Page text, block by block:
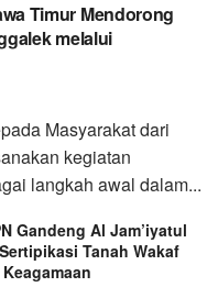
Timur Mendorong
melalui
Masyarakat dari
kegiatan
langkah awal dalam...
Gandeng Al Jam’iyatul
Tanah Wakaf